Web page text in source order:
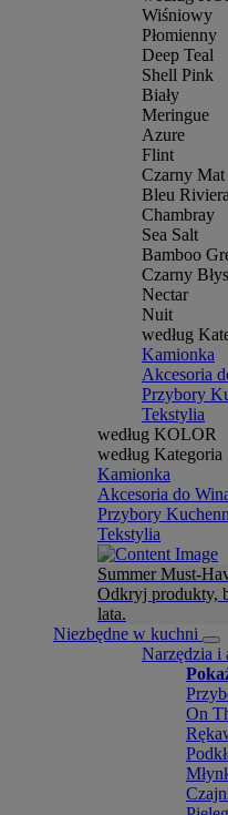
Wiśniowy
Płomienny
Deep Teal
Shell Pink
Biały
Meringue
Azure
Flint
Czarny Mat
Bleu Riviera
Chambray
Sea Salt
Bamboo
Czarny
Nectar
Nuit
według
Kamionka
Akcesoria
Przybory
Tekstylia
według KOLOR
według Kategoria
Kamionka
Akcesoria do
Przybory
Tekstylia
Summer Must-
Odkryj produkty,
lata.
Niezbędne w kuchni
Narzędzia i
On